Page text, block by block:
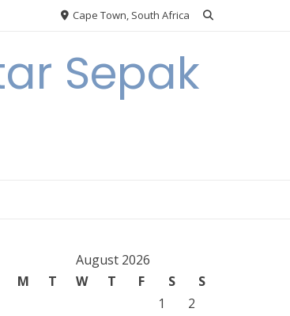
Cape Town, South Africa
Sepak
August 2026
M
T W T F S
S
1
2